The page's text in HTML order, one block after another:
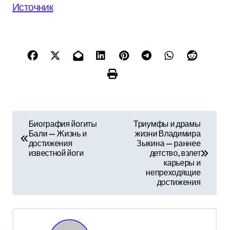
Источник
г
Биография йогиты
Бали — Жизнь и
достижения
известной йоги
Триумфы и драмы
жизни Владимира
Зыкина — раннее
детство, взлет
карьеры и
непреходящие
достижения